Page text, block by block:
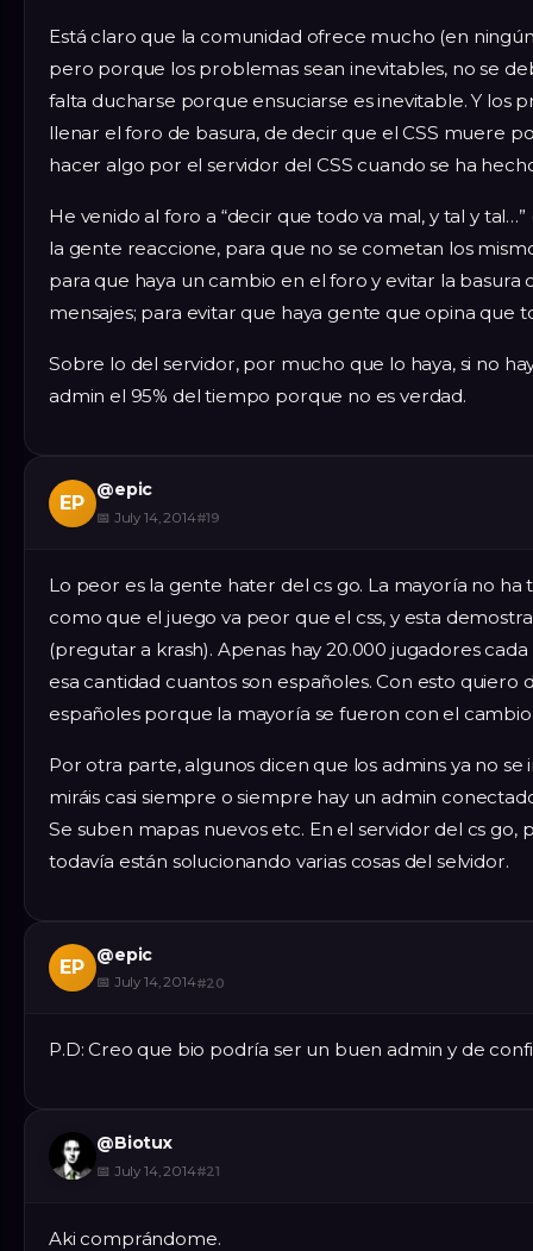
Está claro que la comunidad ofrece mucho (en
pero porque los problemas sean inevitables, no se
falta ducharse porque ensuciarse es inevitable. Y los
llenar el foro de basura, de decir que el CSS muere
hacer algo por el servidor del CSS cuando se ha
He venido al foro a “decir que todo va mal, y tal y
la gente reaccione, para que no se cometan los
para que haya un cambio en el foro y evitar la
mensajes; para evitar que haya gente que opina que
Sobre lo del servidor, por mucho que lo haya, si no
admin el 95% del tiempo porque no es verdad.
EP
@epic
📅 July 14, 2014#19
Lo peor es la gente hater del cs go. La mayoría no ha
como que el juego va peor que el css, y esta
(pregutar a krash). Apenas hay 20.000 jugadores
esa cantidad cuantos son españoles. Con esto
españoles porque la mayoría se fueron con el
Por otra parte, algunos dicen que los admins ya no
miráis casi siempre o siempre hay un admin
Se suben mapas nuevos etc. En el servidor del cs
todavía están solucionando varias cosas del selvidor.
EP
@epic
📅 July 14, 2014#20
P.D: Creo que bio podría ser un buen admin y de
@Biotux
📅 July 14, 2014#21
Aki comprándome.